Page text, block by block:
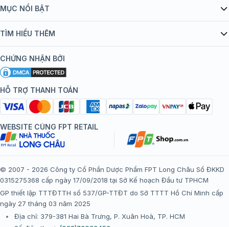
Giới thiệu Tiêm Chủng FPT Long Châu
bán hàng
Chính sách nội dung
Chính sách bảo mật
Chính sách bảo mật dữ liệu cá nhân
Chính sách thanh toán
Chính sách đổi trả gói, mũi tiêm tại trung tâm tiêm chủng
FPT Long Châu
Thể lệ chương trình “Tích điểm nhận đặc quyền”
MỤC NỔI BẬT
Danh mục vắc xin
Đội ngũ bác sĩ, chuyên gia
Hệ thống trung tâm tiêm chủng
TÌM HIỂU THÊM
Khuyến mãi
Tôi nên tiêm gì?
Tiêm chủng đi nước ngoài
CHỨNG NHẬN BỞI
HỖ TRỢ THANH TOÁN
WEBSITE CÙNG FPT RETAIL
© 2007 - 2026 Công ty Cổ Phần Dược Phẩm FPT Long Châu Số ĐKKD
0315275368 cấp ngày 17/09/2018 tại Sở Kế hoạch Đầu tư TPHCM
GP thiết lập TTTĐTTH số 537/GP-TTĐT do Sở TTTT Hồ Chí Minh cấp
ngày 27 tháng 03 năm 2025
Địa chỉ: 379-381 Hai Bà Trưng, P. Xuân Hoà, TP. HCM